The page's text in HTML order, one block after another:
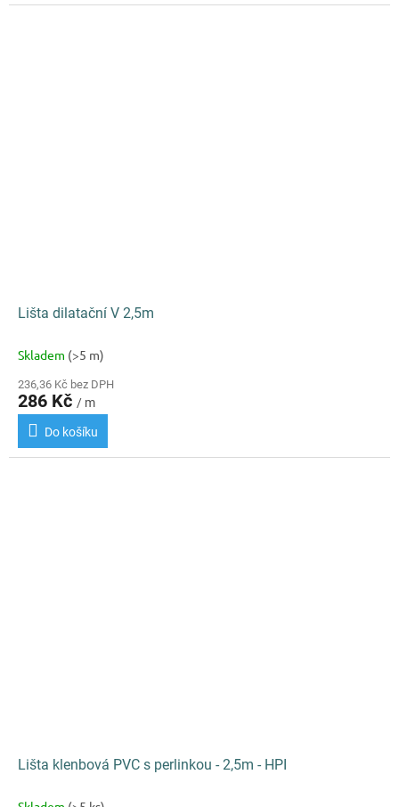
Lišta dilatační V 2,5m
Skladem (>5 m)
236,36 Kč bez DPH
286 Kč / m
Do košíku
Lišta klenbová PVC s perlinkou - 2,5m - HPI